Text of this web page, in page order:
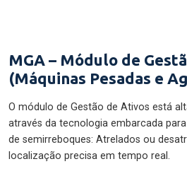
MGA – Módulo de
(Máquinas Pesadas e
O módulo de Gestão de Ativos está
através da tecnologia embarcada
de semirreboques: Atrelados ou
localização precisa em tempo real.